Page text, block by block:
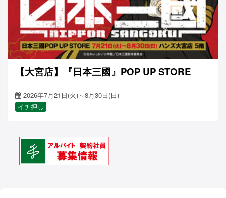
【大宮店】『日本三國』POP UP STORE
2026年7月21日(火)～8月30日(日)
イチ押し